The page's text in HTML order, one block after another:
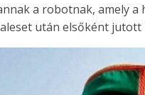
a robotnak, amely a
után elsőként jutott
Daiicsi atomerőmű 2-es